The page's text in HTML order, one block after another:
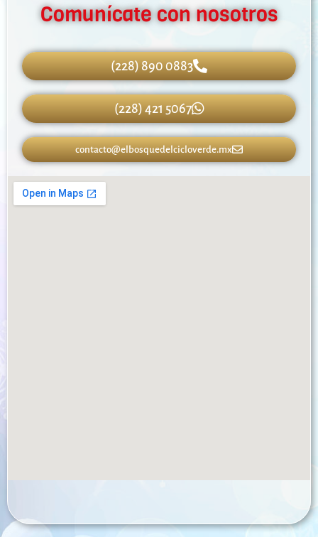
Comunícate con nosotros
(228) 890 0883
(228) 421 5067
contacto@elbosquedelcicloverde.mx